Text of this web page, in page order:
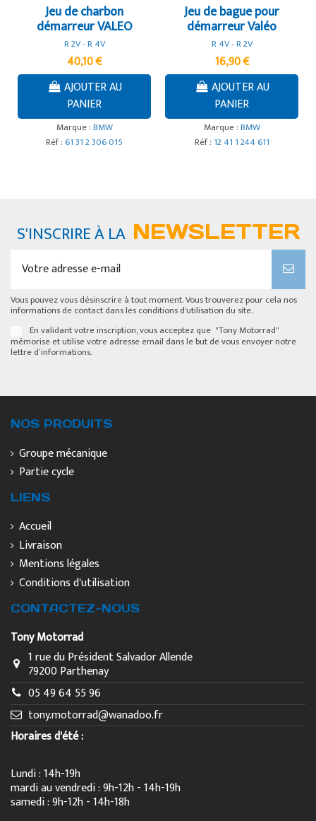
Jeu de charbon
démarreur VALEO
R 2V - R 4V
40,10 €
AJOUTER AU
PANIER
Marque :BMW
Réf :61 31 2 306 015
Jeu de bague pour
démarreur Valéo
R 4V - R 2V
16,90 €
AJOUTER AU
PANIER
Marque :BMW
Réf : 12 41 1 244 611
S'INSCRIRE À LANEWSLETTER
Vous pouvez vous désinscrire à tout moment. Vous trouverez pour cela nos
informations de contact dans les conditions d'utilisation du site.
En validant votre inscription, vous acceptez que "Tony Motorrad"
mémorise et utilise votre adresse email dans le but de vous envoyer notre
lettre d’informations.
NOS PRODUITS
Groupe mécanique
Partie cycle
LIENS
Accueil
Livraison
Mentions légales
Conditions d'utilisation
CONTACTEZ-NOUS
Tony Motorrad
1 rue du Président Salvador Allende
79200 Parthenay
05 49 64 55 96
tony.motorrad@wanadoo.fr
Horaires d'été :
Lundi : 14h-19h
mardi au vendredi : 9h-12h - 14h-19h
samedi : 9h-12h - 14h-18h